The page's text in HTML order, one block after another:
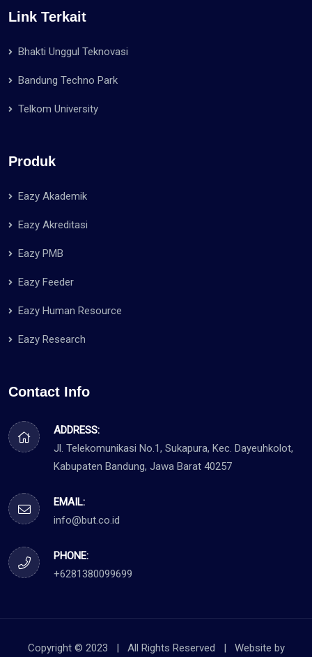
Link Terkait
Bhakti Unggul Teknovasi
Bandung Techno Park
Telkom University
Produk
Eazy Akademik
Eazy Akreditasi
Eazy PMB
Eazy Feeder
Eazy Human Resource
Eazy Research
Contact Info
ADDRESS:
Jl. Telekomunikasi No.1, Sukapura, Kec. Dayeuhkolot,
Kabupaten Bandung, Jawa Barat 40257
EMAIL:
info@but.co.id
PHONE:
+6281380099699
Copyright © 2023 | All Rights Reserved | Website by